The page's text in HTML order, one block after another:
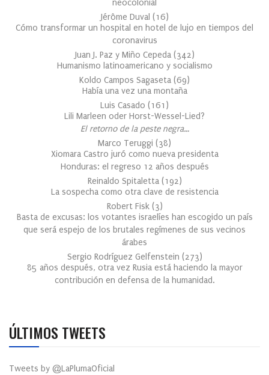
neocolonial
Jérôme Duval (16)
Cómo transformar un hospital en hotel de lujo en tiempos del
coronavirus
Juan J. Paz y Miño Cepeda (342)
Humanismo latinoamericano y socialismo
Koldo Campos Sagaseta (69)
Había una vez una montaña
Luis Casado (161 )
Lili Marleen oder Horst-Wessel-Lied?
El retorno de la peste negra…
Marco Teruggi (38)
Xiomara Castro juró como nueva presidenta
Honduras: el regreso 12 años después
Reinaldo Spitaletta (192)
La sospecha como otra clave de resistencia
Robert Fisk (3)
Basta de excusas: los votantes israelíes han escogido un país
que será espejo de los brutales regímenes de sus vecinos
árabes
Sergio Rodríguez Gelfenstein (273)
85 años después, otra vez Rusia está haciendo la mayor
contribución en defensa de la humanidad.
ÚLTIMOS TWEETS
Tweets by @LaPlumaOficial